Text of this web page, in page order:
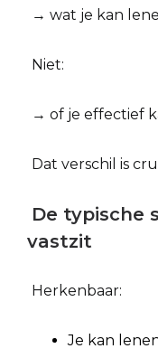
→ wat je kan
Niet:
→ of je effectief
Dat verschil is
De typische
vastzit
Herkenbaar:
Je kan